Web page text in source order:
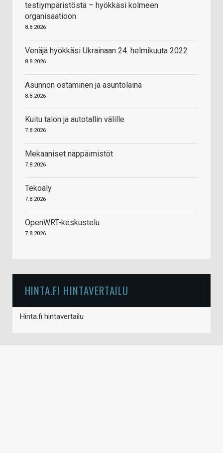
testiympäristöstä – hyökkäsi kolmeen
organisaatioon
8.8.2026
Venäjä hyökkäsi Ukrainaan 24. helmikuuta 2022
8.8.2026
Asunnon ostaminen ja asuntolaina
8.8.2026
Kuitu talon ja autotallin välille
7.8.2026
Mekaaniset näppäimistöt
7.8.2026
Tekoäly
7.8.2026
OpenWRT-keskustelu
7.8.2026
HINTA.FI HINTAVERTAILU
Hinta.fi hintavertailu